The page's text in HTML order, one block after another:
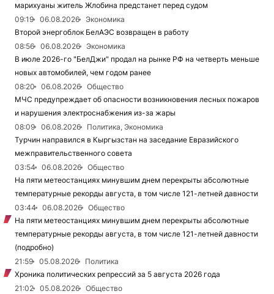
марихуаны житель Жлобина предстанет перед судом
09:19
06.08.2026
Экономика
Второй энергоблок БелАЭС возвращен в работу
08:56
06.08.2026
Экономика
В июле 2026-го "БелДжи" продал на рынке РФ на четверть меньше
новых автомобилей, чем годом ранее
08:20
06.08.2026
Общество
МЧС предупреждает об опасности возникновения лесных пожаров
и нарушения электроснабжения из-за жары
08:09
06.08.2026
Политика, Экономика
Турчин направился в Кыргызстан на заседание Евразийского
межправительственного совета
03:54
06.08.2026
Общество
На пяти метеостанциях минувшим днем перекрыты абсолютные
температурные рекорды августа, в том числе 121-летней давности
03:44
06.08.2026
Общество
На пяти метеостанциях минувшим днем перекрыты абсолютные
температурные рекорды августа, в том числе 121-летней давности
(подробно)
21:59
05.08.2026
Политика
Хроника политических репрессий за 5 августа 2026 года
21:02
05.08.2026
Общество